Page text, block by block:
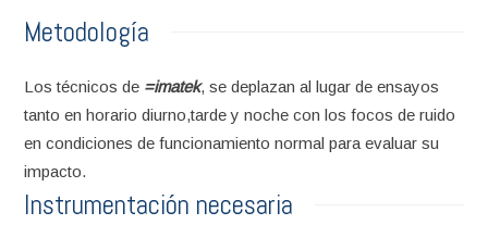
Metodología
Los técnicos de =imatek, se deplazan al lugar de ensayos
tanto en horario diurno,tarde y noche con los focos de ruido
en condiciones de funcionamiento normal para evaluar su
impacto.
Instrumentación necesaria